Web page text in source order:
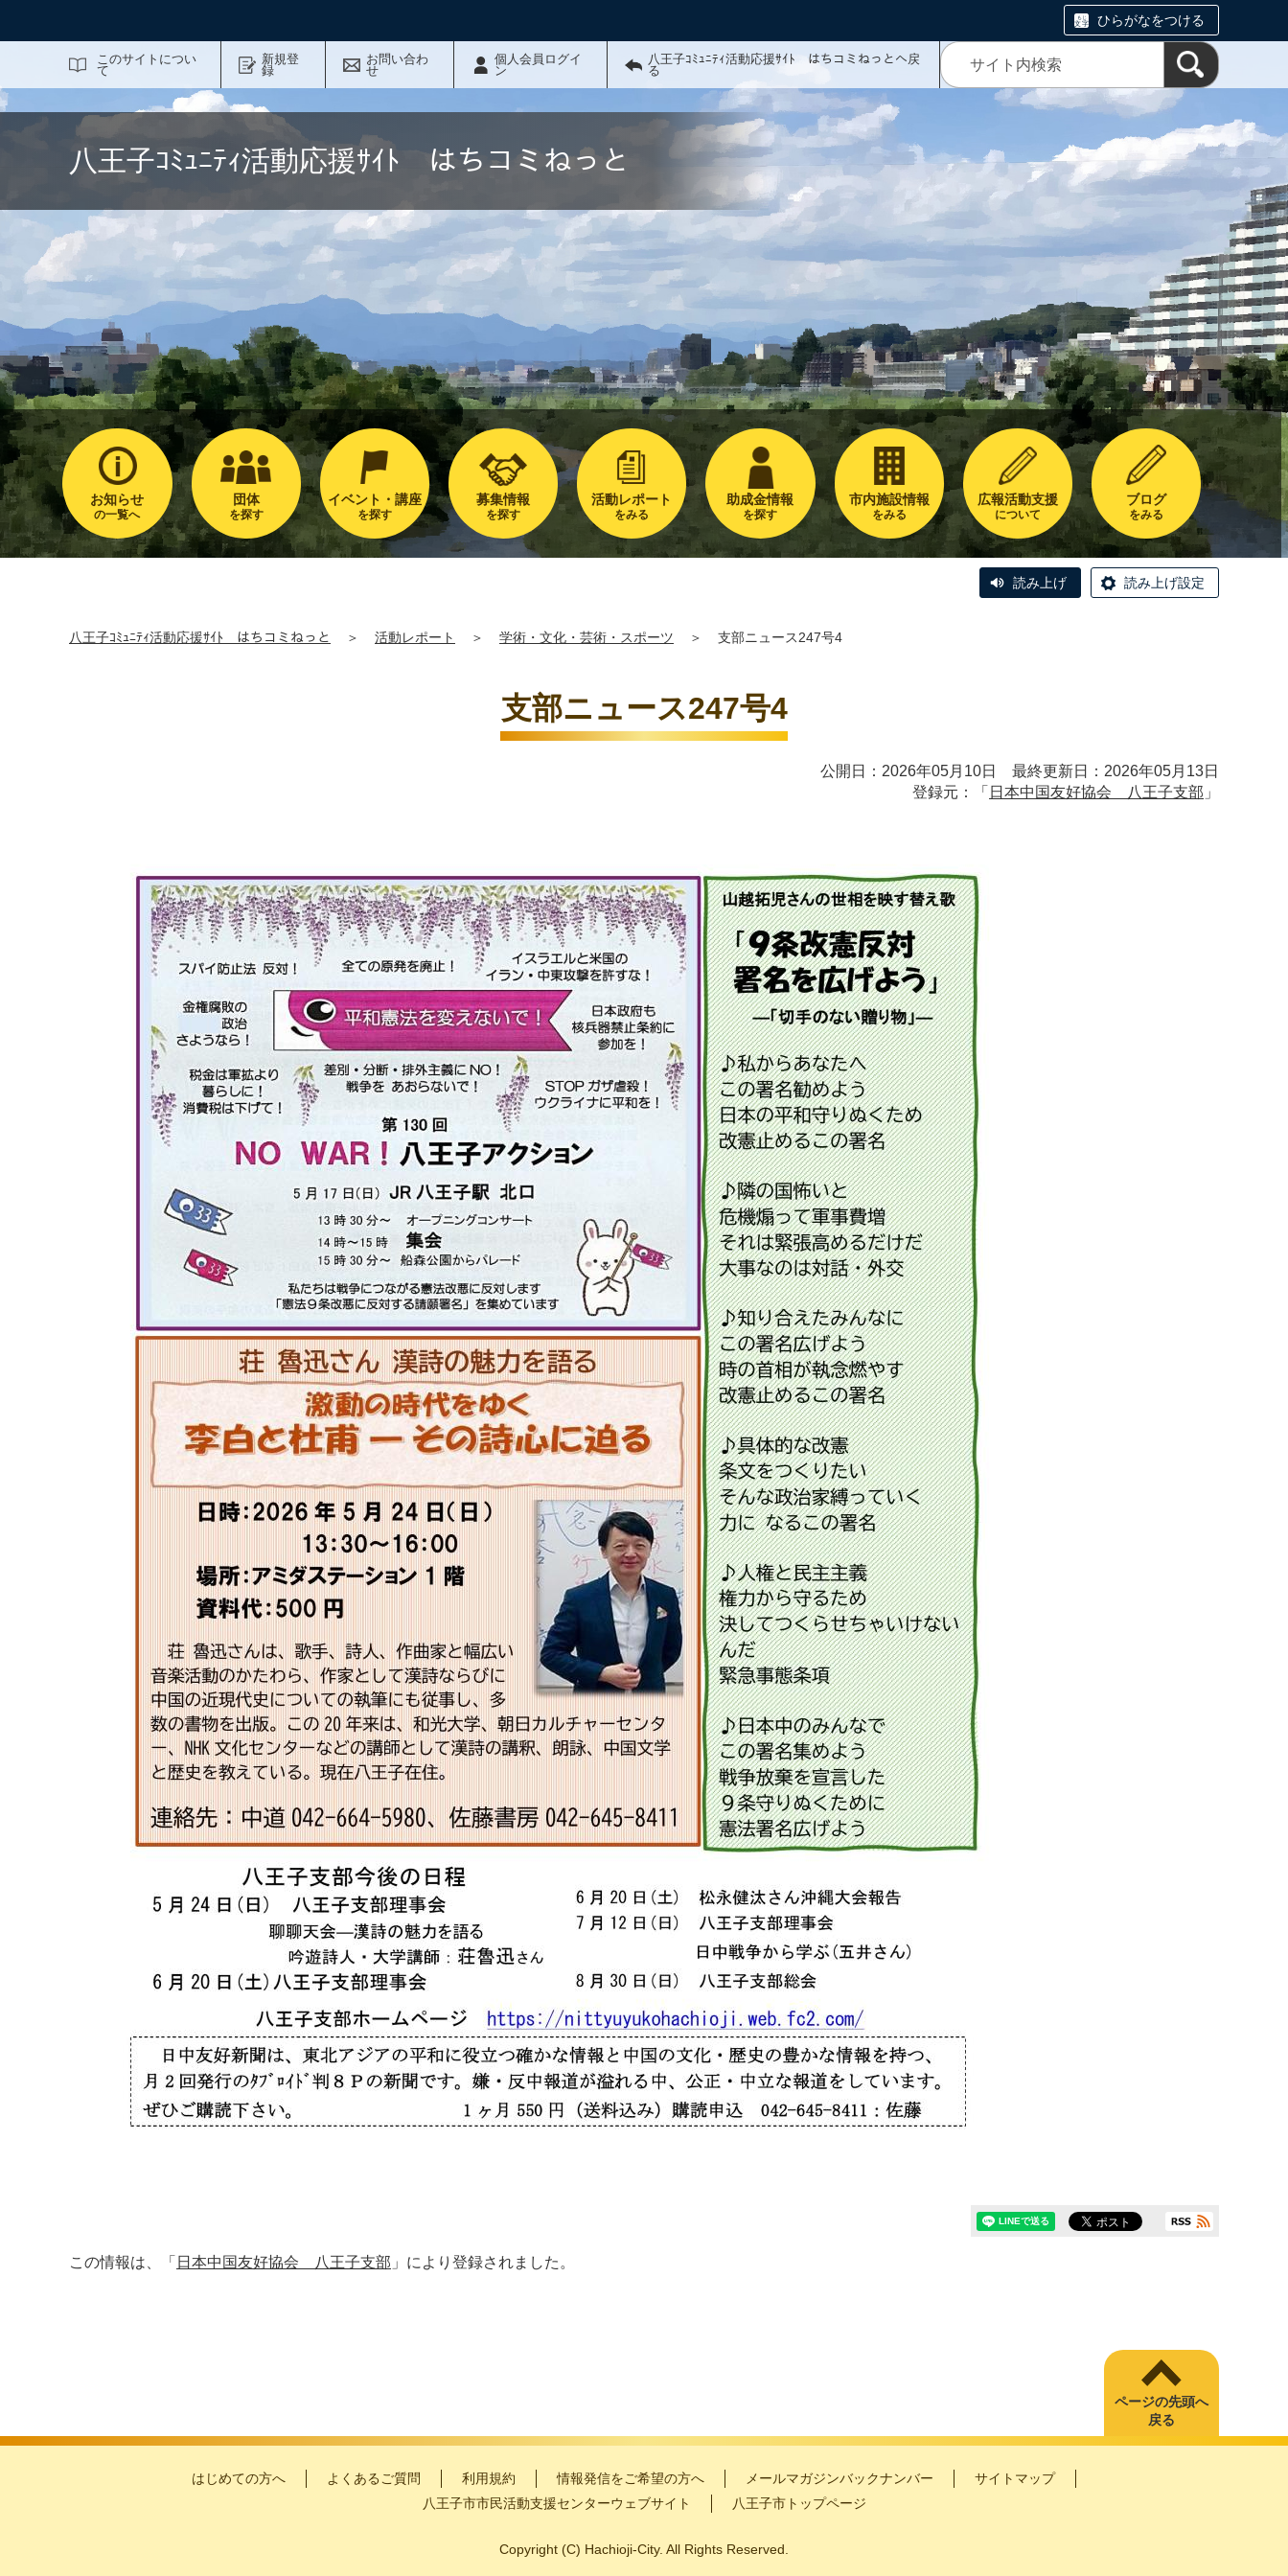
ひらがなをつける
このサイトについ
て
新規登
録
お問い合わ
せ
個人会員ログイ
ン
八王子ｺﾐｭﾆﾃｨ活動応援ｻｲﾄ はちコミねっとへ戻
る
八王子ｺﾐｭﾆﾃｨ活動応援ｻｲﾄ はちコミねっと
お知らせ
の一覧へ
団体
を探す
イベント・講座
を探す
募集情報
を探す
活動レポート
をみる
助成金情報
を探す
市内施設情報
をみる
広報活動支援
について
ブログ
をみる
読み上げ 読み上げ設定
八王子ｺﾐｭﾆﾃｨ活動応援ｻｲﾄ はちコミねっと ＞ 活動レポート ＞ 学術・文化・芸術・スポーツ ＞ 支部ニュース247号4
支部ニュース247号4
公開日：2026年05月10日 最終更新日：2026年05月13日
登録元：「 日本中国友好協会 八王子支部 」
この情報は、「 日本中国友好協会 八王子支部 」により登録されました。
ページの先頭へ
戻る
はじめての方へ よくあるご質問 利用規約 情報発信をご希望の方へ メールマガジンバックナンバー
サイトマップ
八王子市市民活動支援センターウェブサイト
八王子市トップページ
Copyright (C) Hachioji-City. All Rights Reserved.